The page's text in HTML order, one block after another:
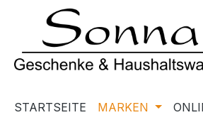
Hauptinhalt springen
Zur Suche springen
Zur Hauptnavigation springen
STARTSEITE MARKEN